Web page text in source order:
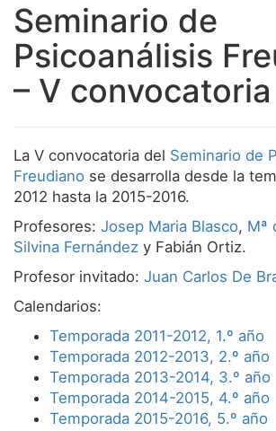
CONTACTAR
MÁS...
Fundamentos
Avanzada
Prácticas
Servicios
Equipo
Noticias
Seminario de
Psicoanálisis
– V convocatoria
La V convocatoria del Seminario de
Freudiano se desarrolla desde la
2012 hasta la 2015-2016.
Profesores: Josep Maria Blasco, Mª
Silvina Fernández y Fabián Ortiz.
Profesor invitado: Juan Carlos De
Calendarios:
Temporada 2011-2012, 1.º año
Temporada 2012-2013, 2.º año
Temporada 2013-2014, 3.º año
Temporada 2014-2015, 4.º año
Temporada 2015-2016, 5.º año